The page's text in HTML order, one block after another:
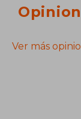
Ver más